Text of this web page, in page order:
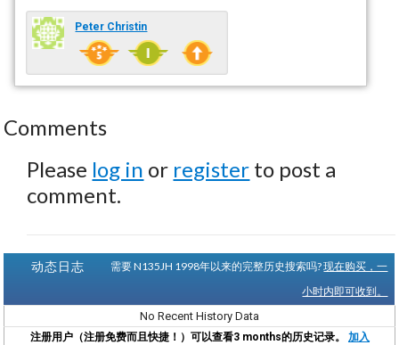
Peter Christin
Comments
Please log in or register to post a
comment.
动态日志 需要 N135JH 1998年以来的完整历史搜索吗?现在购买，一
小时内即可收到。
No Recent History Data
注册用户（注册免费而且快捷！）可以查看3 months的历史记录。 加入